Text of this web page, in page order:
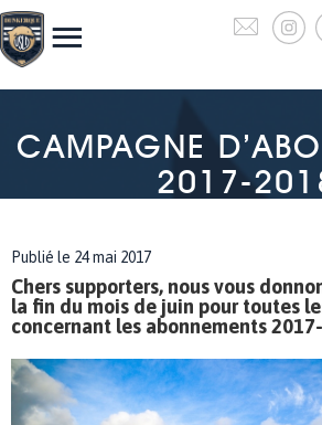
CAMPAGNE
2017-
Publié le 24 mai 2017
Chers supporters, nous vous
la fin du mois de juin pour toutes
concernant les abonnements